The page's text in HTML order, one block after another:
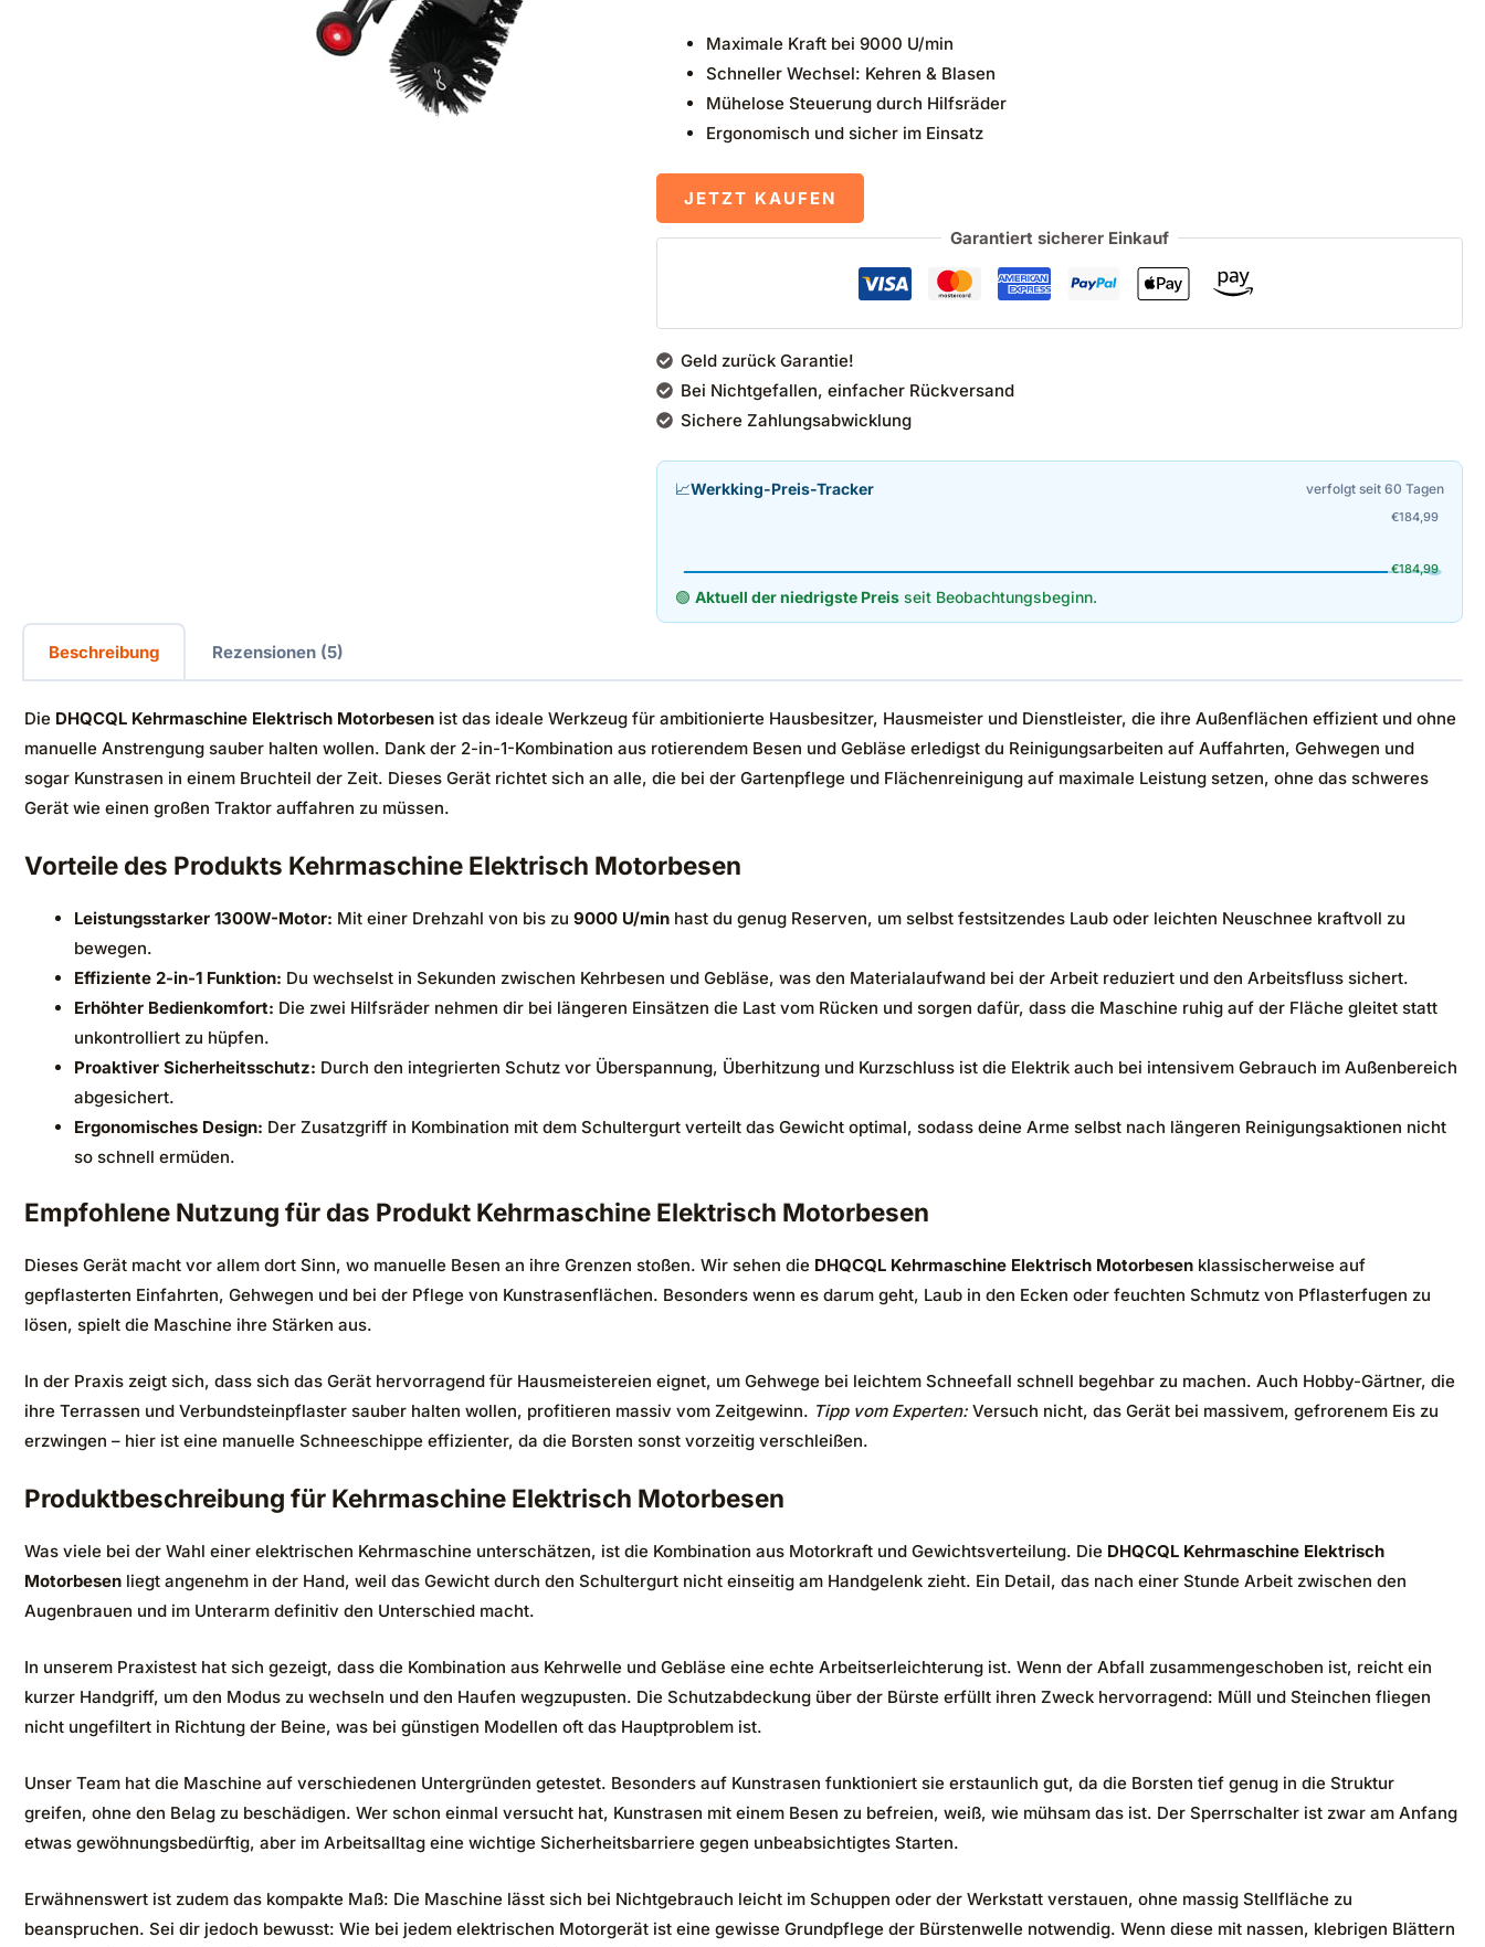
Maximale Kraft bei 9000 U/min
Schneller Wechsel: Kehren & Blasen
Mühelose Steuerung durch Hilfsräder
Ergonomisch und sicher im Einsatz
JETZT KAUFEN
Garantiert sicherer Einkauf
Geld zurück Garantie!
Bei Nichtgefallen, einfacher Rückversand
Sichere Zahlungsabwicklung
📈Werkking-Preis-Tracker verfolgt seit 60 Tagen
€184,99
€184,99
🟢 Aktuell der niedrigste Preisseit Beobachtungsbeginn.
Beschreibung Rezensionen (5)
Die DHQCQL Kehrmaschine Elektrisch Motorbesen ist das ideale Werkzeug für ambitionierte Hausbesitzer, Hausmeister und Dienstleister, die ihre Außenflächen effizient und ohne
manuelle Anstrengung sauber halten wollen. Dank der 2-in-1-Kombination aus rotierendem Besen und Gebläse erledigst du Reinigungsarbeiten auf Auffahrten, Gehwegen und
sogar Kunstrasen in einem Bruchteil der Zeit. Dieses Gerät richtet sich an alle, die bei der Gartenpflege und Flächenreinigung auf maximale Leistung setzen, ohne das schweres
Gerät wie einen großen Traktor auffahren zu müssen.
Vorteile des Produkts Kehrmaschine Elektrisch Motorbesen
Leistungsstarker 1300W-Motor: Mit einer Drehzahl von bis zu 9000 U/min hast du genug Reserven, um selbst festsitzendes Laub oder leichten Neuschnee kraftvoll zu
bewegen.
Effiziente 2-in-1 Funktion: Du wechselst in Sekunden zwischen Kehrbesen und Gebläse, was den Materialaufwand bei der Arbeit reduziert und den Arbeitsfluss sichert.
Erhöhter Bedienkomfort: Die zwei Hilfsräder nehmen dir bei längeren Einsätzen die Last vom Rücken und sorgen dafür, dass die Maschine ruhig auf der Fläche gleitet statt
unkontrolliert zu hüpfen.
Proaktiver Sicherheitsschutz: Durch den integrierten Schutz vor Überspannung, Überhitzung und Kurzschluss ist die Elektrik auch bei intensivem Gebrauch im Außenbereich
abgesichert.
Ergonomisches Design: Der Zusatzgriff in Kombination mit dem Schultergurt verteilt das Gewicht optimal, sodass deine Arme selbst nach längeren Reinigungsaktionen nicht
so schnell ermüden.
Empfohlene Nutzung für das Produkt Kehrmaschine Elektrisch Motorbesen
Dieses Gerät macht vor allem dort Sinn, wo manuelle Besen an ihre Grenzen stoßen. Wir sehen die DHQCQL Kehrmaschine Elektrisch Motorbesen klassischerweise auf
gepflasterten Einfahrten, Gehwegen und bei der Pflege von Kunstrasenflächen. Besonders wenn es darum geht, Laub in den Ecken oder feuchten Schmutz von Pflasterfugen zu
lösen, spielt die Maschine ihre Stärken aus.
In der Praxis zeigt sich, dass sich das Gerät hervorragend für Hausmeistereien eignet, um Gehwege bei leichtem Schneefall schnell begehbar zu machen. Auch Hobby-Gärtner, die
ihre Terrassen und Verbundsteinpflaster sauber halten wollen, profitieren massiv vom Zeitgewinn. Tipp vom Experten: Versuch nicht, das Gerät bei massivem, gefrorenem Eis zu
erzwingen – hier ist eine manuelle Schneeschippe effizienter, da die Borsten sonst vorzeitig verschleißen.
Produktbeschreibung für Kehrmaschine Elektrisch Motorbesen
Was viele bei der Wahl einer elektrischen Kehrmaschine unterschätzen, ist die Kombination aus Motorkraft und Gewichtsverteilung. Die DHQCQL Kehrmaschine Elektrisch
Motorbesen liegt angenehm in der Hand, weil das Gewicht durch den Schultergurt nicht einseitig am Handgelenk zieht. Ein Detail, das nach einer Stunde Arbeit zwischen den
Augenbrauen und im Unterarm definitiv den Unterschied macht.
In unserem Praxistest hat sich gezeigt, dass die Kombination aus Kehrwelle und Gebläse eine echte Arbeitserleichterung ist. Wenn der Abfall zusammengeschoben ist, reicht ein
kurzer Handgriff, um den Modus zu wechseln und den Haufen wegzupusten. Die Schutzabdeckung über der Bürste erfüllt ihren Zweck hervorragend: Müll und Steinchen fliegen
nicht ungefiltert in Richtung der Beine, was bei günstigen Modellen oft das Hauptproblem ist.
Unser Team hat die Maschine auf verschiedenen Untergründen getestet. Besonders auf Kunstrasen funktioniert sie erstaunlich gut, da die Borsten tief genug in die Struktur
greifen, ohne den Belag zu beschädigen. Wer schon einmal versucht hat, Kunstrasen mit einem Besen zu befreien, weiß, wie mühsam das ist. Der Sperrschalter ist zwar am Anfang
etwas gewöhnungsbedürftig, aber im Arbeitsalltag eine wichtige Sicherheitsbarriere gegen unbeabsichtigtes Starten.
Erwähnenswert ist zudem das kompakte Maß: Die Maschine lässt sich bei Nichtgebrauch leicht im Schuppen oder der Werkstatt verstauen, ohne massig Stellfläche zu
beanspruchen. Sei dir jedoch bewusst: Wie bei jedem elektrischen Motorgerät ist eine gewisse Grundpflege der Bürstenwelle notwendig. Wenn diese mit nassen, klebrigen Blättern